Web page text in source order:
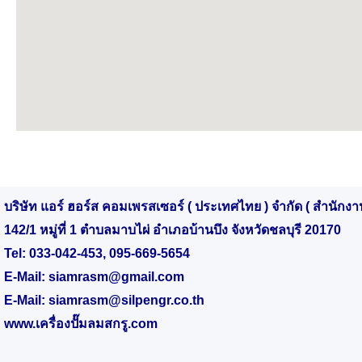
บริษัท แอร์ ฮอร์ส คอมเพรสเซอร์ ( ประเทศไทย ) จำกัด ( สำนักง
142/1 หมู่ที่ 1 ตำบลมาบไผ่ อำเภอบ้านบึง จังหวัดชลบุรี 20170
Tel: 033-042-453, 095-669-5654
E-Mail: siamrasm@gmail.com
E-Mail: siamrasm@silpengr.co.th
www.เครื่องปั๊มลมสกรู.com